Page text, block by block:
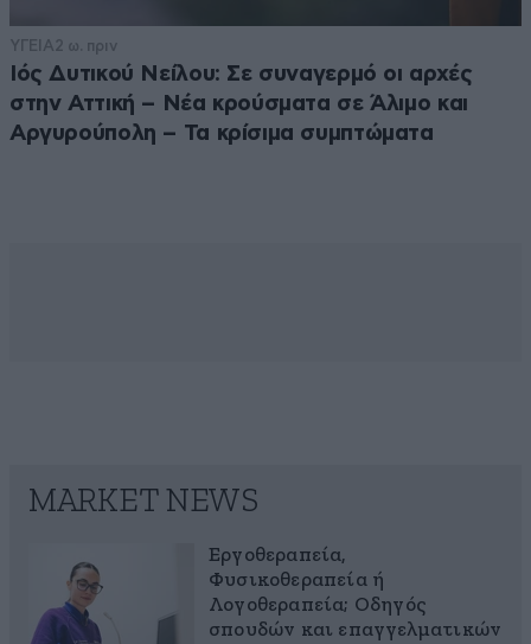
ΥΓΕΙΑ2 ω. πριν
Ιός Δυτικού Νείλου: Σε συναγερμό οι αρχές
στην Αττική – Νέα κρούσματα σε Άλιμο και
Αργυρούπολη – Τα κρίσιμα συμπτώματα
MARKET NEWS
Εργοθεραπεία,
Φυσικοθεραπεία ή
Λογοθεραπεία; Οδηγός
σπουδών και επαγγελματικών